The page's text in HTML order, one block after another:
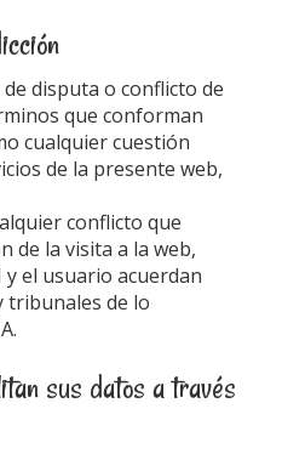
disputa o conflicto de
que conforman
cualquier cuestión
de la presente web,
conflicto que
de la visita a la web,
y el usuario acuerdan
tribunales de lo
sus datos a través